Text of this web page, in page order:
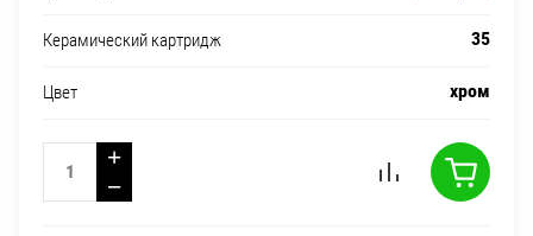
Керамический картридж 35
Цвет хром
−
+